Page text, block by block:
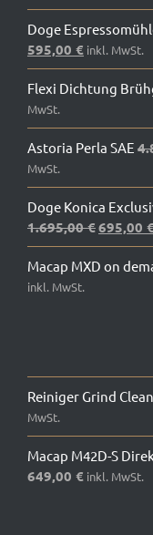
Doge
Ursprünglicher
Preis
war:
1.095,00 €
595,00 € Aktueller
Preis
ist:
inkl. MwSt.
Flexi Dichtung
MwSt.
Astoria Perla SAE
MwSt.
Doge Konica
1.695,00€
Preis
war:
695,00
Macap MXD on
inkl. MwSt.
Reiniger Grind
MwSt.
Macap M42D-S
649,00 € inkl. MwSt.